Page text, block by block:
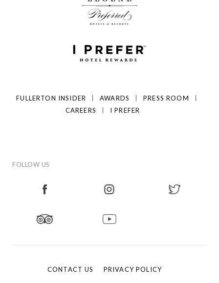
FULLERTON INSIDER AWARDS
PRESS ROOM
CAREERS
I PREFER
FOLLOW US
CONTACT US PRIVACY POLICY